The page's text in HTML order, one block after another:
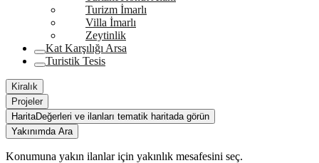
Turizm İmarlı
Villa İmarlı
Zeytinlik
Kat Karşılığı Arsa
Turistik Tesis
Kiralık
Projeler
HaritaDeğerleri ve ilanları tematik haritada görün
Yakınımda Ara
Konumuna yakın ilanlar için yakınlık mesafesini seç.